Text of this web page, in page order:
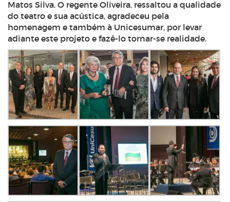
Matos Silva. O regente Oliveira, ressaltou a qualidade
do teatro e sua acústica, agradeceu pela
homenagem e também à Unicesumar, por levar
adiante este projeto e fazê-lo tornar-se realidade.